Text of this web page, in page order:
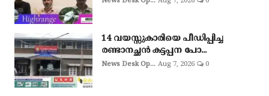
14 വയസ്സുകാരിയെ പീഡിപ്പിച്ച
രണ്ടാനച്ഛൻ കട്ടപ്പന പോ...
News Desk Op... Aug 7, 2026 0